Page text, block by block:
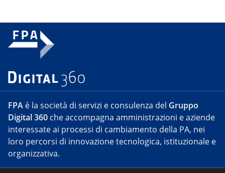
FPA è la società di servizi e consulenza del Gruppo
Digital 360 che accompagna amministrazioni e aziende
interessate ai processi di cambiamento della PA, nei
loro percorsi di innovazione tecnologica, istituzionale e
organizzativa.